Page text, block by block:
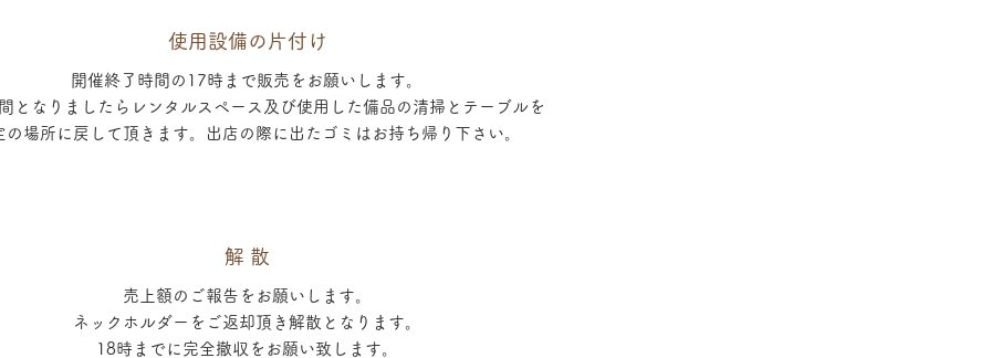
​使用設備の片付け
開催終了時間の17時まで販売をお願いします。
となりましたらレンタルスペース及び使用した備品の清掃とテーブルを
の場所に戻して頂きます。出店の際に出たゴミはお持ち帰り下さい。
解 散
​売上額のご報告をお願いします。
ネックホルダーをご返却頂き解散となります。
18時までに完全撤収をお願い致します。